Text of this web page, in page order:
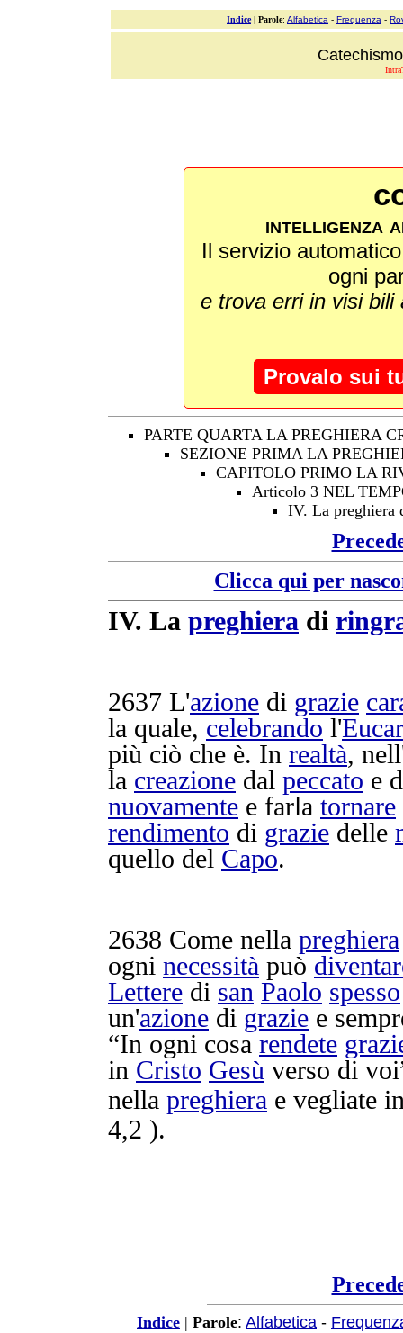
Indice| Parole: Alfabetica - Frequenza -
intelligenza
Il servizio
ogni
e trova erri in visi
Provalo sui
PARTE QUARTA LA PREGHIERA
SEZIONE PRIMA LA
CAPITOLO PRIMO LA
Articolo 3 NEL
IV. La preghiera
Clicca qui per
IV. La preghiera di
2637 L'azione di grazie
la quale, celebrando l'
più ciò che è. In realtà,
la creazione dal peccato e
nuovamente e farla tornare
rendimento di grazie delle
quello del Capo.
2638 Come nella preghiera
ogni necessità può
Lettere di san Paolo spesso
un'azione di grazie e
“In ogni cosa rendete
in Cristo Gesù verso di
nella preghiera e vegliate
4,2 ).
Indice | Parole: Alfabetica -